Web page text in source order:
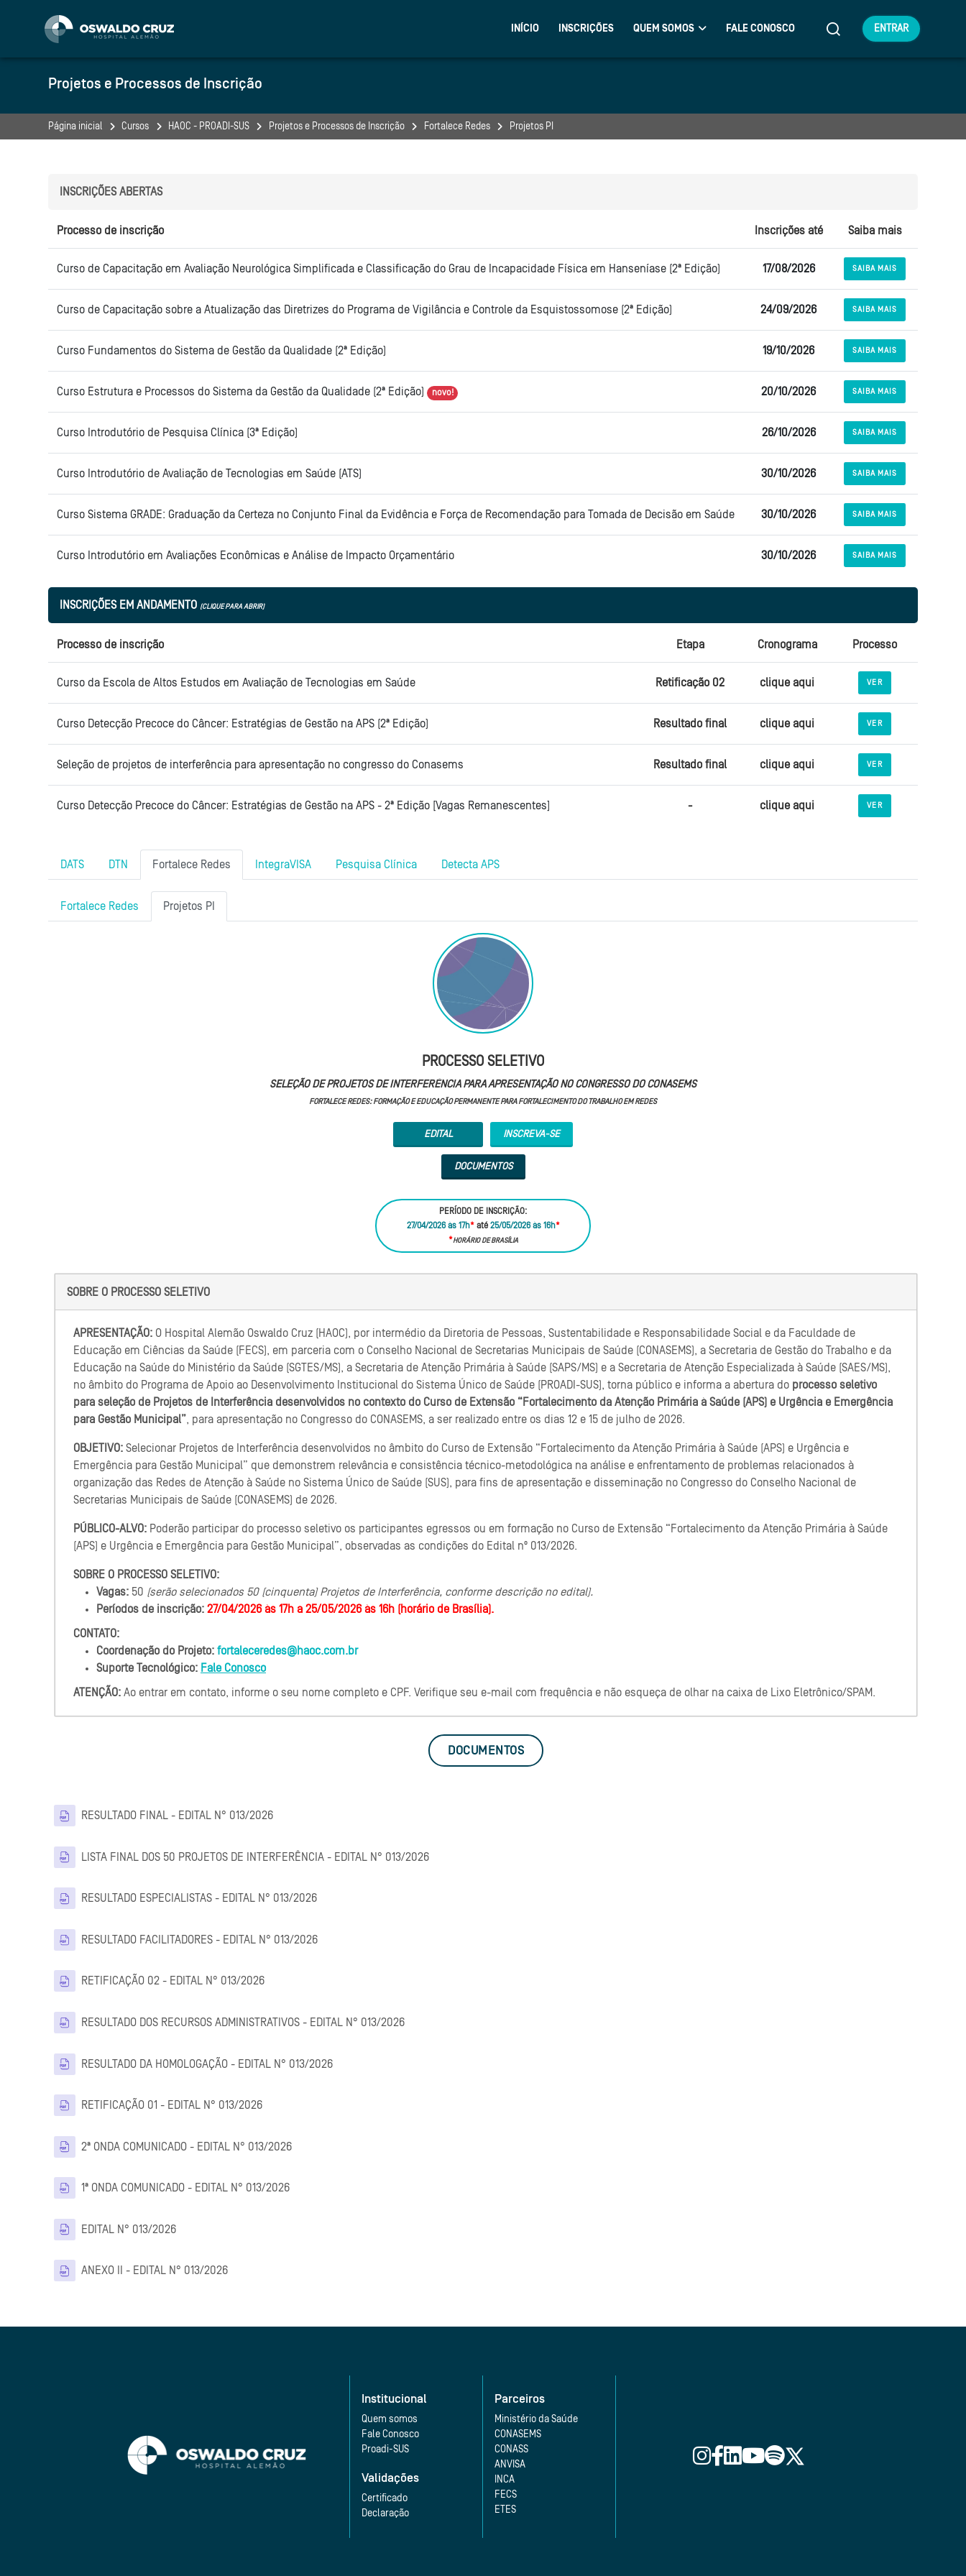
INÍCIO INSCRIÇÕES QUEM SOMOS FALE CONOSCO ENTRAR
Projetos e Processos de Inscrição
Página inicial Cursos HAOC - PROADI-SUS Projetos e Processos de Inscrição Fortalece Redes Projetos PI
INSCRIÇÕES ABERTAS
Processo de inscrição Inscrições até Saiba mais
Curso de Capacitação em Avaliação Neurológica Simplificada e Classificação do Grau de Incapacidade Física em Hanseníase (2ª Edição) 17/08/2026 SAIBA MAIS
Curso de Capacitação sobre a Atualização das Diretrizes do Programa de Vigilância e Controle da Esquistossomose (2ª Edição) 24/09/2026 SAIBA MAIS
Curso Fundamentos do Sistema de Gestão da Qualidade (2ª Edição) 19/10/2026 SAIBA MAIS
Curso Estrutura e Processos do Sistema da Gestão da Qualidade (2ª Edição) novo! 20/10/2026 SAIBA MAIS
Curso Introdutório de Pesquisa Clínica (3ª Edição) 26/10/2026 SAIBA MAIS
Curso Introdutório de Avaliação de Tecnologias em Saúde (ATS) 30/10/2026 SAIBA MAIS
Curso Sistema GRADE: Graduação da Certeza no Conjunto Final da Evidência e Força de Recomendação para Tomada de Decisão em Saúde 30/10/2026 SAIBA MAIS
Curso Introdutório em Avaliações Econômicas e Análise de Impacto Orçamentário 30/10/2026 SAIBA MAIS
INSCRIÇÕES EM ANDAMENTO (CLIQUE PARA ABRIR)
Processo de inscrição Etapa Cronograma Processo
Curso da Escola de Altos Estudos em Avaliação de Tecnologias em Saúde Retificação 02 clique aqui VER
Curso Detecção Precoce do Câncer: Estratégias de Gestão na APS (2ª Edição) Resultado final clique aqui VER
Seleção de projetos de interferência para apresentação no congresso do Conasems Resultado final clique aqui VER
Curso Detecção Precoce do Câncer: Estratégias de Gestão na APS - 2ª Edição [Vagas Remanescentes] - clique aqui VER
Section outline
DATS DTN Fortalece Redes IntegraVISA Pesquisa Clínica Detecta APS
Fortalece Redes Projetos PI
PROCESSO SELETIVO
SELEÇÃO DE PROJETOS DE INTERFERÊNCIA PARA APRESENTAÇÃO NO CONGRESSO DO CONASEMS
FORTALECE REDES: FORMAÇÃO E EDUCAÇÃO PERMANENTE PARA FORTALECIMENTO DO TRABALHO EM REDES
EDITAL INSCREVA-SE
DOCUMENTOS
PERÍODO DE INSCRIÇÃO:
27/04/2026 às 17h*até 25/05/2026 às 16h*
*HORÁRIO DE BRASÍLIA
SOBRE O PROCESSO SELETIVO
APRESENTAÇÃO: O Hospital Alemão Oswaldo Cruz (HAOC), por intermédio da Diretoria de Pessoas, Sustentabilidade e Responsabilidade Social e da Faculdade de
Educação em Ciências da Saúde (FECS), em parceria com o Conselho Nacional de Secretarias Municipais de Saúde (CONASEMS), a Secretaria de Gestão do Trabalho e da
Educação na Saúde do Ministério da Saúde (SGTES/MS), a Secretaria de Atenção Primária à Saúde (SAPS/MS) e a Secretaria de Atenção Especializada à Saúde (SAES/MS),
no âmbito do Programa de Apoio ao Desenvolvimento Institucional do Sistema Único de Saúde (PROADI-SUS), torna público e informa a abertura do processo seletivo
para seleção de Projetos de Interferência desenvolvidos no contexto do Curso de Extensão “Fortalecimento da Atenção Primária à Saúde (APS) e Urgência e Emergência
para Gestão Municipal”, para apresentação no Congresso do CONASEMS, a ser realizado entre os dias 12 e 15 de julho de 2026.
OBJETIVO: Selecionar Projetos de Interferência desenvolvidos no âmbito do Curso de Extensão “Fortalecimento da Atenção Primária à Saúde (APS) e Urgência e
Emergência para Gestão Municipal” que demonstrem relevância e consistência técnico-metodológica na análise e enfrentamento de problemas relacionados à
organização das Redes de Atenção à Saúde no Sistema Único de Saúde (SUS), para fins de apresentação e disseminação no Congresso do Conselho Nacional de
Secretarias Municipais de Saúde (CONASEMS) de 2026.
PÚBLICO-ALVO: Poderão participar do processo seletivo os participantes egressos ou em formação no Curso de Extensão “Fortalecimento da Atenção Primária à Saúde
(APS) e Urgência e Emergência para Gestão Municipal”, observadas as condições do Edital nº 013/2026.
SOBRE O PROCESSO SELETIVO:
Vagas: 50 (serão selecionados 50 (cinquenta) Projetos de Interferência, conforme descrição no edital).
Períodos de inscrição: 27/04/2026 às 17h a 25/05/2026 às 16h (horário de Brasília).
CONTATO:
Coordenação do Projeto: fortaleceredes@haoc.com.br
Suporte Tecnológico: Fale Conosco
ATENÇÃO: Ao entrar em contato, informe o seu nome completo e CPF. Verifique seu e-mail com frequência e não esqueça de olhar na caixa de Lixo Eletrônico/SPAM.
DOCUMENTOS
RESULTADO FINAL - EDITAL N° 013/2026
LISTA FINAL DOS 50 PROJETOS DE INTERFERÊNCIA - EDITAL N° 013/2026
RESULTADO ESPECIALISTAS - EDITAL N° 013/2026
RESULTADO FACILITADORES - EDITAL N° 013/2026
RETIFICAÇÃO 02 - EDITAL N° 013/2026
RESULTADO DOS RECURSOS ADMINISTRATIVOS - EDITAL N° 013/2026
RESULTADO DA HOMOLOGAÇÃO - EDITAL N° 013/2026
RETIFICAÇÃO 01 - EDITAL N° 013/2026
2ª ONDA COMUNICADO - EDITAL N° 013/2026
1ª ONDA COMUNICADO - EDITAL N° 013/2026
EDITAL N° 013/2026
ANEXO II - EDITAL N° 013/2026
Institucional
Quem somos
Fale Conosco
Proadi-SUS
Validações
Certificado
Declaração
Parceiros
Ministério da Saúde
CONASEMS
CONASS
ANVISA
INCA
FECS
ETES